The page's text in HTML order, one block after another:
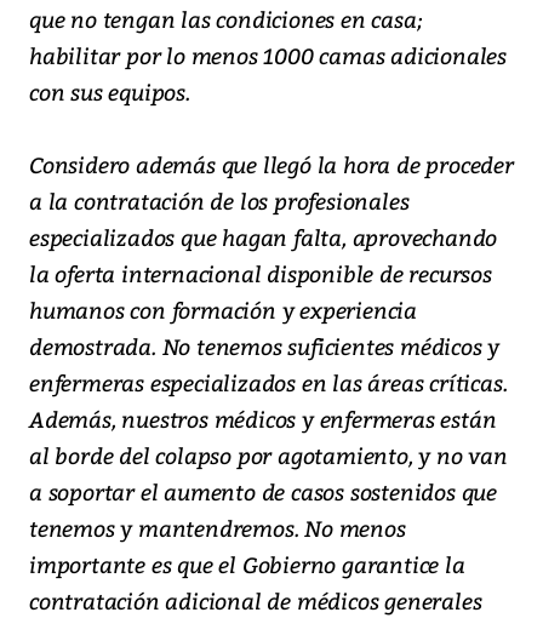
que no tengan las condiciones en casa;
habilitar por lo menos 1000 camas adicionales
con sus equipos.
Considero además que llegó la hora de proceder
a la contratación de los profesionales
especializados que hagan falta, aprovechando
la oferta internacional disponible de recursos
humanos con formación y experiencia
demostrada. No tenemos suficientes médicos y
enfermeras especializados en las áreas críticas.
Además, nuestros médicos y enfermeras están
al borde del colapso por agotamiento, y no van
a soportar el aumento de casos sostenidos que
tenemos y mantendremos. No menos
importante es que el Gobierno garantice la
contratación adicional de médicos generales